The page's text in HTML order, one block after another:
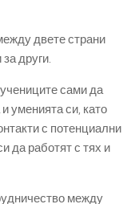
двете страни
други.
сами да
уменията си, като
с потенциални
да работят с тях и
между